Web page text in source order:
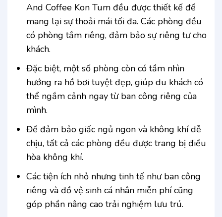
And Coffee Kon Tum đều được thiết kế để
mang lại sự thoải mái tối đa. Các phòng đều
có phòng tắm riêng, đảm bảo sự riêng tư cho
khách.
Đặc biệt, một số phòng còn có tầm nhìn
hướng ra hồ bơi tuyệt đẹp, giúp du khách có
thể ngắm cảnh ngay từ ban công riêng của
mình.
Để đảm bảo giấc ngủ ngon và không khí dễ
chịu, tất cả các phòng đều được trang bị điều
hòa không khí.
Các tiện ích nhỏ nhưng tinh tế như ban công
riêng và đồ vệ sinh cá nhân miễn phí cũng
góp phần nâng cao trải nghiệm lưu trú.